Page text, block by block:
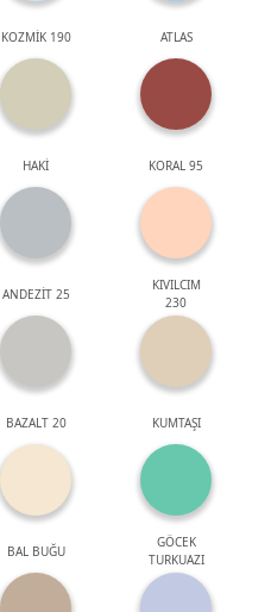
KOZMİK 190 ATLAS
HAKİ KORAL 95
ANDEZİT 25
KIVILCIM
230
BAZALT 20 KUMTAŞI
BAL BUĞU
GÖCEK
TURKUAZI